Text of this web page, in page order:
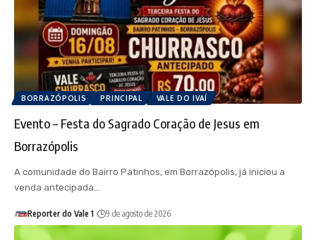
BORRAZÓPOLIS PRINCIPAL VALE DO IVAÍ
Evento – Festa do Sagrado Coração de Jesus em
Borrazópolis
A comunidade do Bairro Patinhos, em Borrazópolis, já iniciou a
venda antecipada…
Reporter do Vale 1 9 de agosto de 2026